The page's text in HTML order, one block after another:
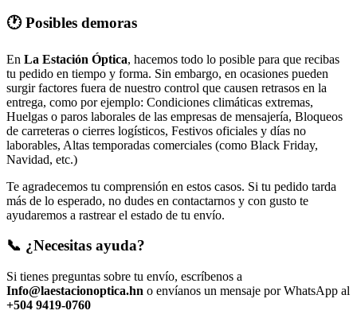
🕐 Posibles demoras
En La Estación Óptica, hacemos todo lo posible para que recibas
tu pedido en tiempo y forma. Sin embargo, en ocasiones pueden
surgir factores fuera de nuestro control que causen retrasos en la
entrega, como por ejemplo: Condiciones climáticas extremas,
Huelgas o paros laborales de las empresas de mensajería, Bloqueos
de carreteras o cierres logísticos, Festivos oficiales y días no
laborables, Altas temporadas comerciales (como Black Friday,
Navidad, etc.)
Te agradecemos tu comprensión en estos casos. Si tu pedido tarda
más de lo esperado, no dudes en contactarnos y con gusto te
ayudaremos a rastrear el estado de tu envío.
📞 ¿Necesitas ayuda?
Si tienes preguntas sobre tu envío, escríbenos a
Info@laestacionoptica.hn o envíanos un mensaje por WhatsApp al
+504 9419-0760